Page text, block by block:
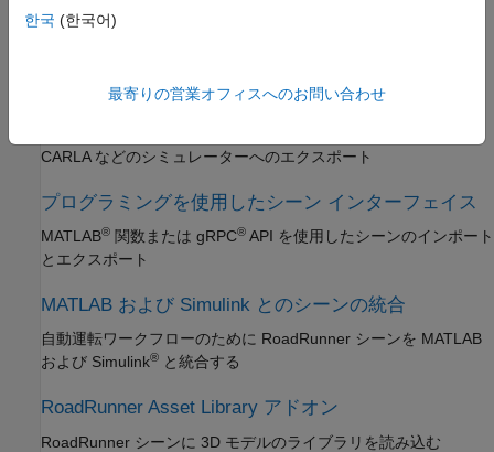
ーク、または HD マップデータを使用してシーンを構築
CARLAなどのシミュレーターへのエクスポート
プログラミングを使用したシーン インターフェイス
MATLAB® 関数または gRPC® API を使用したシーンのインポート
とエクスポート
MATLAB および Simulink とのシーンの統合
自動運転ワークフローのために RoadRunner シーンを MATLAB
および Simulink® と統合する
RoadRunner Asset Library アドオン
RoadRunner シーンに 3D モデルのライブラリを読み込む
한국 (한국어)
最寄りの営業オフィスへのお問い合わせ